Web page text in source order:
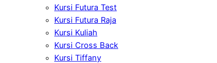
Kursi Futura Test
Kursi Futura Raja
Kursi Kuliah
Kursi Cross Back
Kursi Tiffany